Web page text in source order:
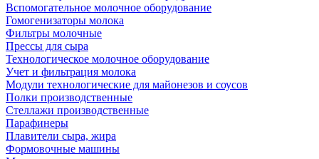
Вспомогательное молочное оборудование
Гомогенизаторы молока
Фильтры молочные
Прессы для сыра
Технологическое молочное оборудование
Учет и фильтрация молока
Модули технологические для майонезов и соусов
Полки производственные
Стеллажи производственные
Парафинеры
Плавители сыра, жира
Формовочные машины